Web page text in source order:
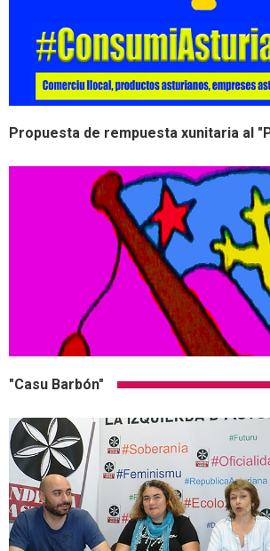
Propuesta de rempuesta xunitaria al
"Casu Barbón"